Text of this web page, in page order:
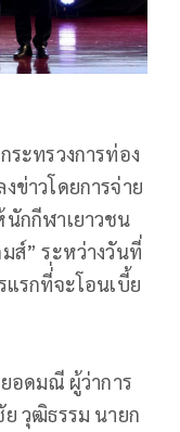
ระทรวงการท่อง
ข่าวโดยการจ่าย
นักกีฬาเยาวชน
ส์” ระหว่างวันที่
รกที่่จะโอนเบี้ย
อดมณี ผู้ว่าการ
วุฒิธรรม นายก